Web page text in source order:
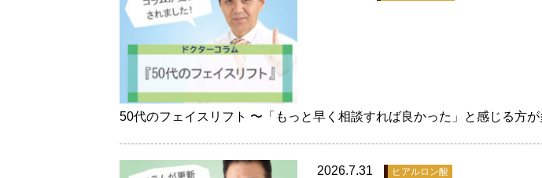
50代のフェイスリフト 〜「もっと早く相談すれば良かった」と感じる方
2026.7.31 ヒアルロン酸